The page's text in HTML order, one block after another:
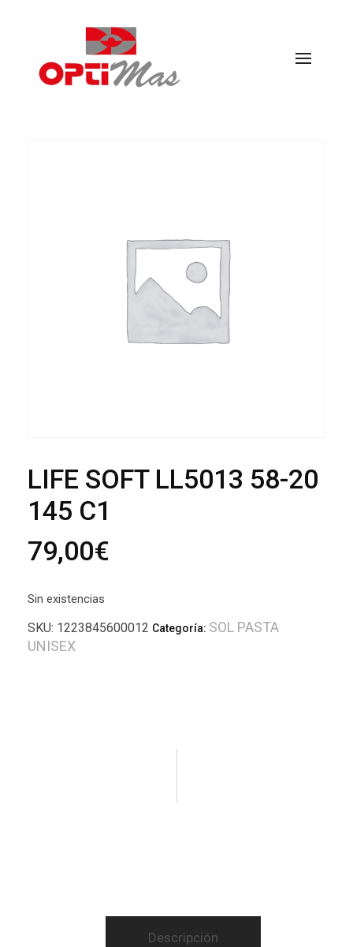
LIFE SOFT LL5013 58-20
145 C1
79,00€
Sin existencias
SKU: 1223845600012 Categoría: SOL PASTA
UNISEX
Descripción